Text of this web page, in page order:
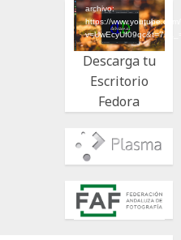
archivo:
https://
Descarga tu
Escritorio
Fedora